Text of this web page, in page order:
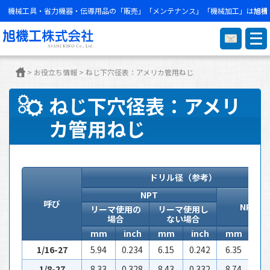
機械工具・省力機器・伝導用品の「販売」「メンテナンス」「機械加工」は旭機
スタッフ紹介 採用情報 お問合せ
> お役立ち情報 > ねじ下穴径表：アメリカ管用ねじ
ねじ下穴径表：アメリ
カ管用ねじ
呼び
ドリル径（参考）
NPT
NPSC
リーマ使用の
場合
リーマ使用し
ない場合
mm
inch mm inch mm
1/16-27
5.94 0.234 6.15 0.242 6.35